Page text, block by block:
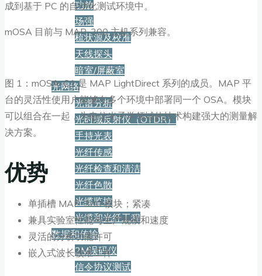
功放
场强
梳状源及校准
天线探头
暗室/屏蔽室
光网络
光谱分析
光时域反射仪（OTDR）
手持光表
光纤传感
光纤检查和清洁
光纤色散
光缆监控
光缆和光纤工程
数据和传输
2M误码仪
信令协议测试
成到基于 PC 的自动化测试环境中。
mOSA 目前与 MAP-300 主机系列兼容。
图 1：mOSA-C1 是 MAP LightDirect 系列的成员。MAP 平
台的灵活性使用户能够在多个环境中部署同一个 OSA。模块
可以组合在一起，为电信光子学领域的技术构建强大的测量解
决方案。
优势
单插槽 MAP-300 模块；紧凑
兼具实验室性能与生产规模和速度
灵活的分析功能许可
嵌入式波长校准工件